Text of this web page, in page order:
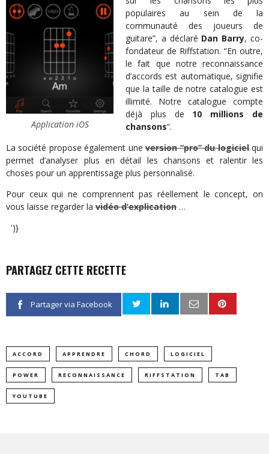
Application iOS
populaires au sein de la
communauté des joueurs de
guitare”, a déclaré Dan Barry, co-
fondateur de Riffstation. “En outre,
le fait que notre reconnaissance
d’accords est automatique, signifie
que la taille de notre catalogue est
illimité. Notre catalogue compte
déjà plus de 10 millions de
chansons“.
La société propose également uneversion “pro” du logicielqui
permet d’analyser plus en détail les chansons et ralentir les
choses pour un apprentissage plus personnalisé.
Pour ceux qui ne comprennent pas réellement le concept, on
vous laisse regarder la vidéo d’explication …
')}
PARTAGEZ CETTE RECETTE
Partager via Facebook
ACCORD APPRENDRE CHORD LOGICIEL
POWER RECONNAISSANCE RIFFSTATION TAB
YOUTUBE